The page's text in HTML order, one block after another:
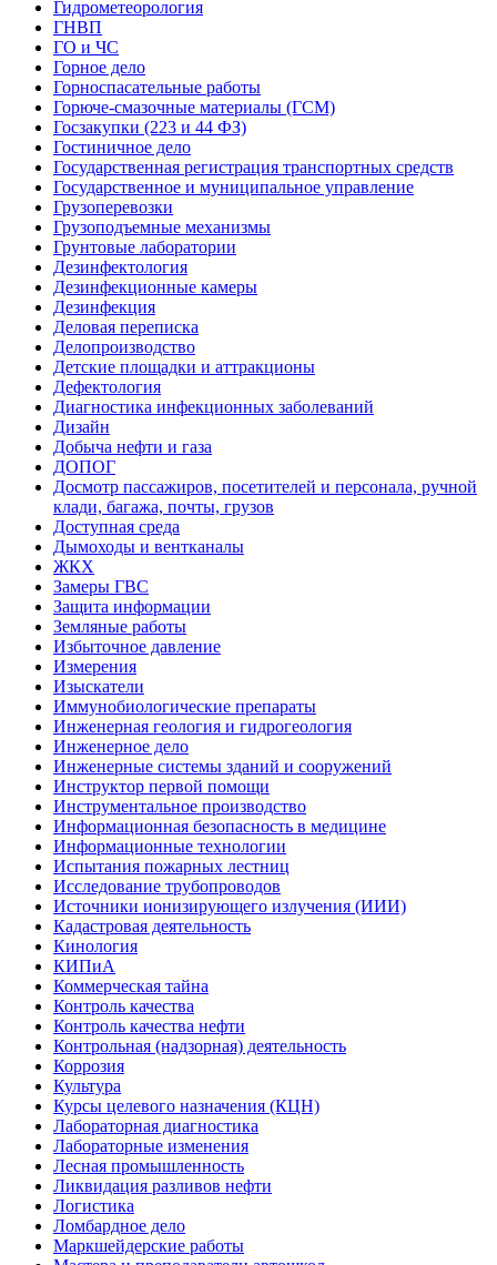
Гидрометеорология
ГНВП
ГО и ЧС
Горное дело
Горноспасательные работы
Горюче-смазочные материалы (ГСМ)
Госзакупки (223 и 44 ФЗ)
Гостиничное дело
Государственная регистрация транспортных средств
Государственное и муниципальное управление
Грузоперевозки
Грузоподъемные механизмы
Грунтовые лаборатории
Дезинфектология
Дезинфекционные камеры
Дезинфекция
Деловая переписка
Делопроизводство
Детские площадки и аттракционы
Дефектология
Диагностика инфекционных заболеваний
Дизайн
Добыча нефти и газа
ДОПОГ
Досмотр пассажиров, посетителей и персонала, ручной
клади, багажа, почты, грузов
Доступная среда
Дымоходы и вентканалы
ЖКХ
Замеры ГВС
Защита информации
Земляные работы
Избыточное давление
Измерения
Изыскатели
Иммунобиологические препараты
Инженерная геология и гидрогеология
Инженерное дело
Инженерные системы зданий и сооружений
Инструктор первой помощи
Инструментальное производство
Информационная безопасность в медицине
Информационные технологии
Испытания пожарных лестниц
Исследование трубопроводов
Источники ионизирующего излучения (ИИИ)
Кадастровая деятельность
Кинология
КИПиА
Коммерческая тайна
Контроль качества
Контроль качества нефти
Контрольная (надзорная) деятельность
Коррозия
Культура
Курсы целевого назначения (КЦН)
Лабораторная диагностика
Лабораторные изменения
Лесная промышленность
Ликвидация разливов нефти
Логистика
Ломбардное дело
Маркшейдерские работы